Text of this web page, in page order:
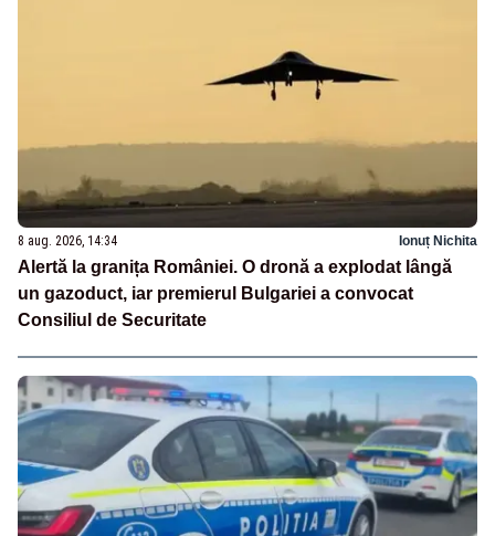
8 aug. 2026, 14:34 Ionuț Nichita
Alertă la granița României. O dronă a explodat lângă
un gazoduct, iar premierul Bulgariei a convocat
Consiliul de Securitate